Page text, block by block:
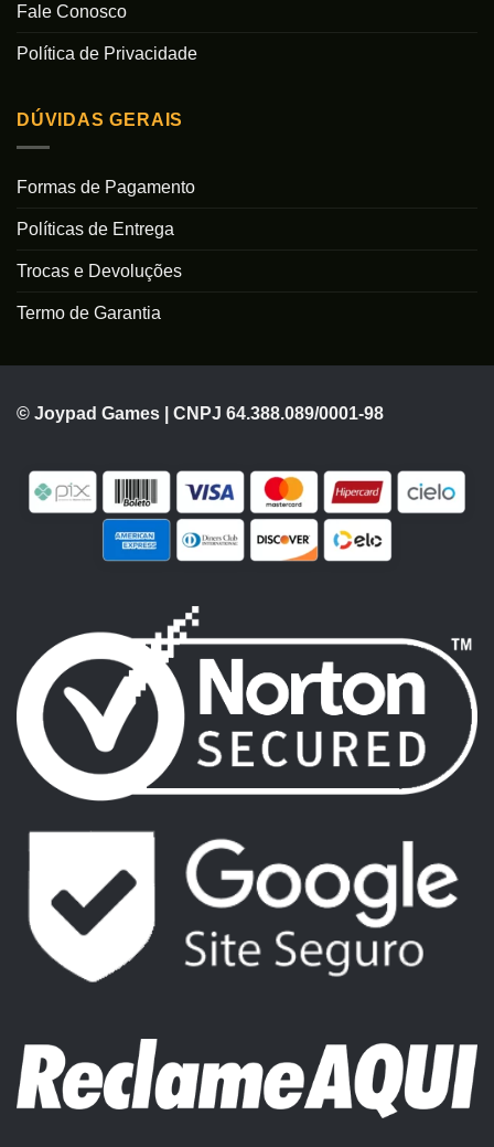
Fale Conosco
Política de Privacidade
DÚVIDAS GERAIS
Formas de Pagamento
Políticas de Entrega
Trocas e Devoluções
Termo de Garantia
© Joypad Games | CNPJ 64.388.089/0001-98